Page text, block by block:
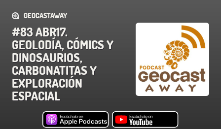
GEOCASTAWAY
#83 ABR17.
GEOLODÍA, CÓMICS Y
DINOSAURIOS,
CARBONATITAS Y
EXPLORACIÓN
ESPACIAL